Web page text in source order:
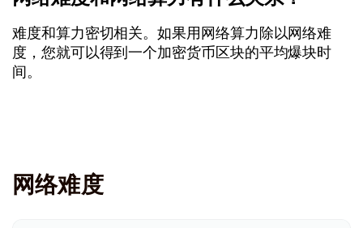
难度和算力密切相关。如果用网络算力除以网络难
度，您就可以得到一个加密货币区块的平均爆块时
间。
网络难度